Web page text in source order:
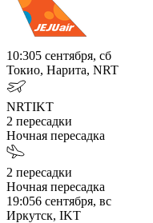
10:305 сентября, сб
Токио, Нарита, NRT
NRTIKT
2 пересадки
Ночная пересадка
2 пересадки
Ночная пересадка
19:056 сентября, вс
Иркутск, IKT